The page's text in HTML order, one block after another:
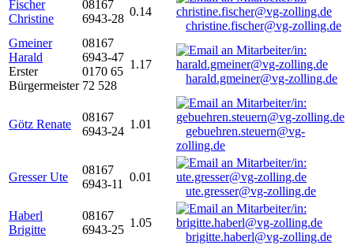
Fischer
Christine
08167
6943-28
0.14
christine.fischer@vg-zolling.de
Gmeiner
Harald
Erster
Bürgermeister
08167
6943-47
0170 65
72 528
1.17
harald.gmeiner@vg-zolling.de
Götz Renate
08167
6943-24
1.01
gebuehren.steuern@vg-
zolling.de
Gresser Ute
08167
6943-11
0.01
ute.gresser@vg-zolling.de
Haberl
Brigitte
08167
6943-25
1.05
brigitte.haberl@vg-zolling.de